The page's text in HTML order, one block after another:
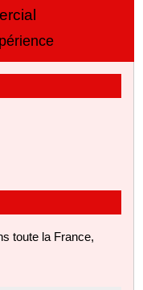
toute la France,